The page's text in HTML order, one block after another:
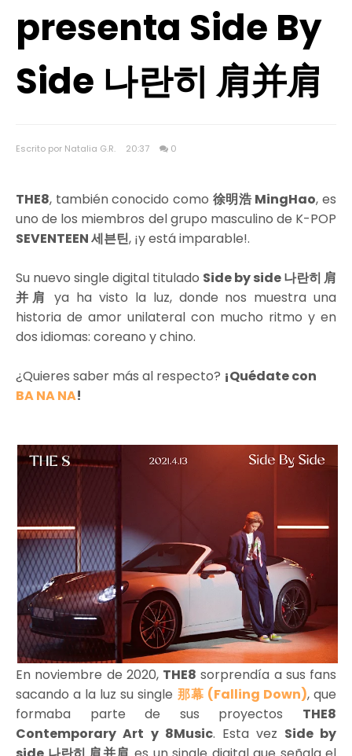
presenta Side By
Side 나란히 肩并肩
Escrito por Natalia G.R. 20:37 0
THE8, también conocido como 徐明浩 MingHao, es
uno de los miembros del grupo masculino de K-POP
SEVENTEEN 세븐틴, ¡y está imparable!.
Su nuevo single digital titulado Side by side 나란히 肩
并肩ya ha visto la luz, donde nos muestra una
historia de amor unilateral con mucho ritmo y en
dos idiomas: coreano y chino.
¿Quieres saber más al respecto? ¡Quédate con
BA NA NA!
En noviembre de 2020, THE8 sorprendía a sus fans
sacando a la luz su single 那幕 (Falling Down), que
formaba parte de sus proyectos THE8
Contemporary Art y 8Music. Esta vez Side by